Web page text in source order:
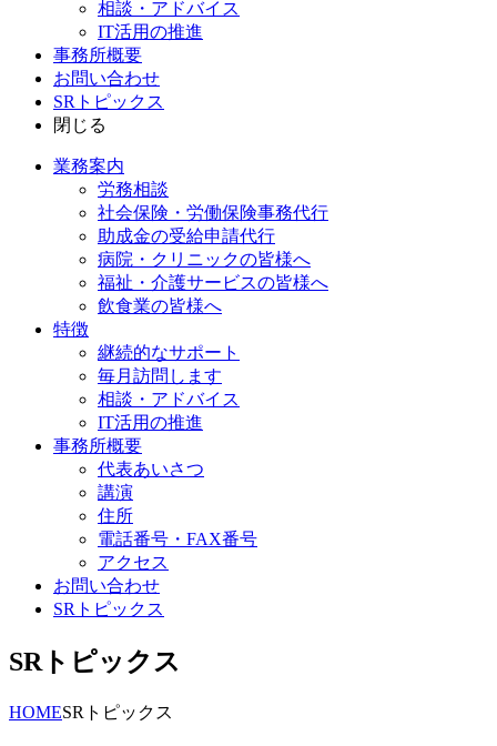
相談・アドバイス
IT活用の推進
事務所概要
お問い合わせ
SRトピックス
閉じる
業務案内
労務相談
社会保険・労働保険事務代行
助成金の受給申請代行
病院・クリニックの皆様へ
福祉・介護サービスの皆様へ
飲食業の皆様へ
特徴
継続的なサポート
毎月訪問します
相談・アドバイス
IT活用の推進
事務所概要
代表あいさつ
講演
住所
電話番号・FAX番号
アクセス
お問い合わせ
SRトピックス
SRトピックス
HOMESRトピックス